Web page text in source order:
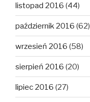
listopad 2016 (44)
październik 2016 (62)
wrzesień 2016 (58)
sierpień 2016 (20)
lipiec 2016 (27)